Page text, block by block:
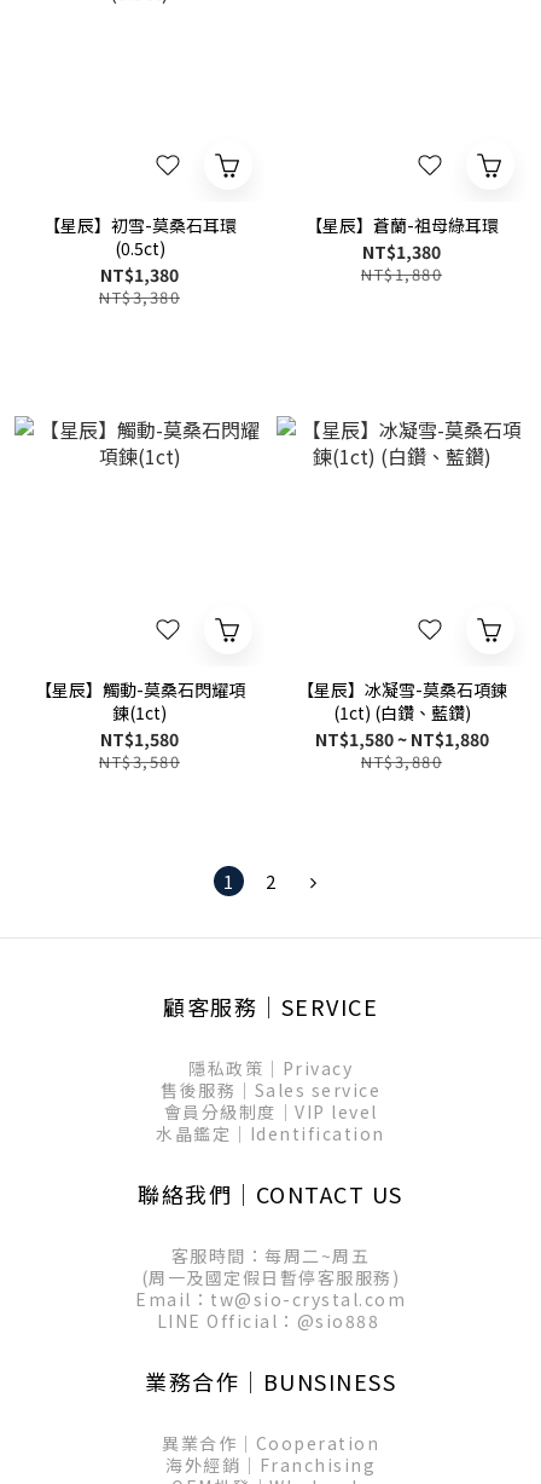
【星辰】初雪-莫桑石耳環
(0.5ct)
NT$1,380
NT$3,380
【星辰】蒼蘭-祖母綠耳環
NT$1,380
NT$1,880
【星辰】觸動-莫桑石閃耀項
鍊(1ct)
NT$1,580
NT$3,580
【星辰】冰凝雪-莫桑石項鍊
(1ct) (白鑽、藍鑽)
NT$1,580 ~ NT$1,880
NT$3,880
1 2
顧客服務│SERVICE
隱私政策│Privacy
售後服務│Sales service
會員分級制度│VIP level
水晶鑑定│Identification
聯絡我們│CONTACT US
客服時間：每周二~周五
(周一及國定假日暫停客服服務)
Email：tw@sio-crystal.com
LINE Official： @sio888
業務合作│BUNSINESS
異業合作│Cooperation
海外經銷│Franchising